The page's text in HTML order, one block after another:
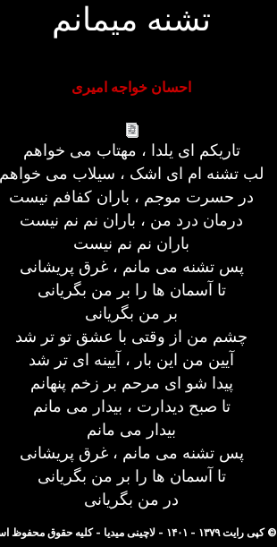
تشنه میمانم
احسان خواجه امیری
تاریکم ای یلدا ، مهتاب می خواهم
لب تشنه ام ای اشک ، سیلاب می خواهم
در حسرت موجم ، باران کفافم نیست
درمان درد من ، باران نم نم نیست
باران نم نم نیست
پس تشنه می مانم ، غرق پریشانی
تا آسمان ها را بر من بگریانی
بر من بگریانی
چشم من از وقتی با عشق تو تر شد
آیین من این بار ، آیینه ای تر شد
پیدا شو ای مرحم بر زخم پنهانم
تا صبح دیدارت ، بیدار می مانم
بیدار می مانم
پس تشنه می مانم ، غرق پریشانی
تا آسمان ها را بر من بگریانی
در من بگریانی
© کپی رایت ۱۳۷۹ - ۱۴۰۱ - لاچینی میدیا - کلیه حقوق محفوظ است